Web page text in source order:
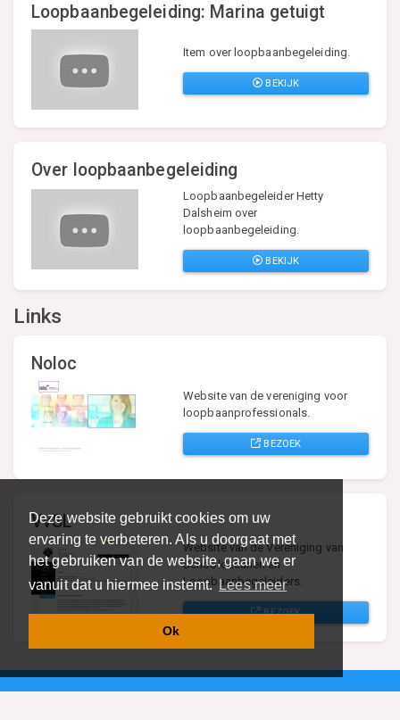
Deze website gebruikt cookies om uw
ervaring te verbeteren. Als u doorgaat met
het gebruiken van de website, gaan we er
vanuit dat u hiermee instemt. Lees meer
Ok
Loopbaanbegeleiding: Marina getuigt
Item over loopbaanbegeleiding.
BEKIJK
Over loopbaanbegeleiding
Loopbaanbegeleider Hetty
Dalsheim over
loopbaanbegeleiding.
BEKIJK
Links
Noloc
Website van de vereniging voor
loopbaanprofessionals.
BEZOEK
VvSL
Website van de Vereniging van
Schooldecanen en
Loopbaanbegeleiders.
BEZOEK